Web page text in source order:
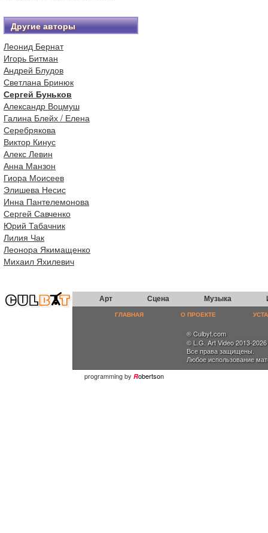
Другие авторы
Леонид Бернат
Игорь Битман
Андрей Блудов
Светлана Бринюк
Сергей Буньков
Александр Воцмуш
Галина Блейх / Елена
Серебрякова
Виктор Кинус
Алекс Левин
Анна Манзон
Гиора Моисеев
Элишева Несис
Инна Пантелемонова
Сергей Савченко
Юрий Табачник
Лилия Чак
Леонора Якимащенко
Михаил Яхилевич
Арт Сцена Музыка
ГЛАВНАЯ О ПРОЕКТЕ
® Culbyt.com
© L.G. Art Video 2013-2026
Все права защищены.
Любое использование
programming by Robertson